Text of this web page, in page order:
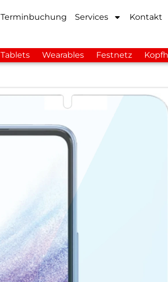
Terminbuchung Services
Kontakt
Tablets Wearables Festnetz